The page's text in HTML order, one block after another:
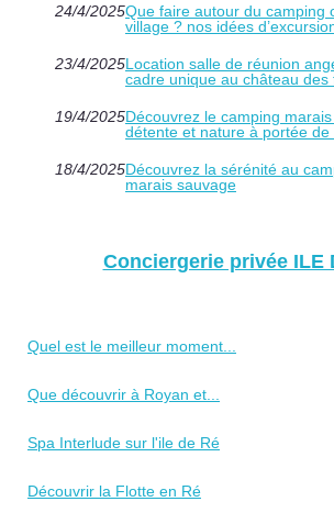
24/4/2025Que faire autour du camping
village ? nos idées
23/4/2025Location salle de réunion
cadre unique au château des
19/4/2025Découvrez le camping
détente et nature à portée de
18/4/2025Découvrez la sérénité au
marais sauvage
Conciergerie privée ILE
Quel est le meilleur moment...
Que découvrir à Royan et...
Spa Interlude sur l'ile de Ré
Découvrir la Flotte en Ré